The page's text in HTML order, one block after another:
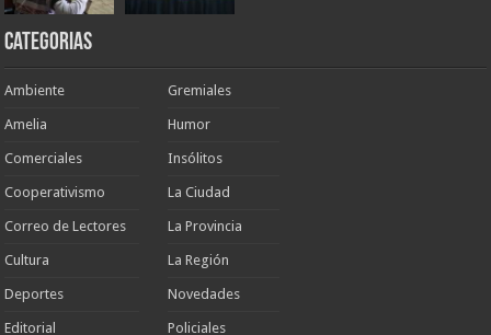
Categorias
Ambiente
Amelia
Comerciales
Cooperativismo
Correo de Lectores
Cultura
Deportes
Editorial
Gremiales
Humor
Insólitos
La Ciudad
La Provincia
La Región
Novedades
Policiales